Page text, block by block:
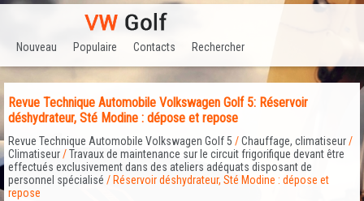
Nouveau Populaire Contacts Rechercher
Revue Technique Automobile Volkswagen Golf 5: Réservoir
déshydrateur, Sté Modine : dépose et repose
Revue Technique Automobile Volkswagen Golf 5 /Chauffage, climatiseur/
Climatiseur/Travaux de maintenance sur le circuit frigorifique devant être
effectués exclusivement dans des ateliers adéquats disposant de
personnel spécialisé / Réservoir déshydrateur, Sté Modine : dépose et
repose